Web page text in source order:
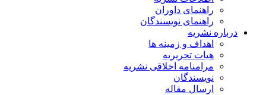
راهنمای داوران
راهنمای نویسندگان
درباره نشریه
اهداف و زمینه ها
هیات تحریریه
مرامنامه اخلاقی نشریه
نویسندگان
ارسال مقاله